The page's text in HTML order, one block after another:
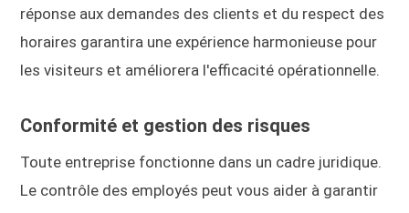
réponse aux demandes des clients et du respect des
horaires garantira une expérience harmonieuse pour
les visiteurs et améliorera l'efficacité opérationnelle.
Conformité et gestion des risques
Toute entreprise fonctionne dans un cadre juridique.
Le contrôle des employés peut vous aider à garantir